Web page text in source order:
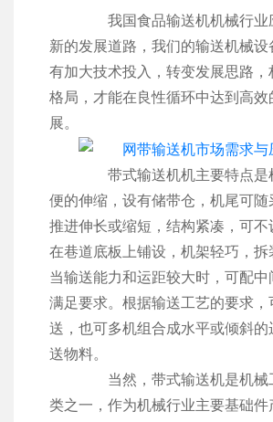
我国食品输送机机械行业
新的发展道路，我们的输送机械设
有加大技术投入，转变发展思路，
格局，才能在良性循环中达到高效
展。
带式输送机机主要特点是
便的伸缩，设有储带仓，机尾可随
推进伸长或缩短，结构紧凑，可不
在巷道底板上铺设，机架轻巧，拆
当输送能力和运距较大时，可配
满足要求。根据输送工艺的要求，
送，也可多机组合成水平或倾斜的
送物料。
当然，带式输送机是机械
类之一，作为机械行业主要基础件